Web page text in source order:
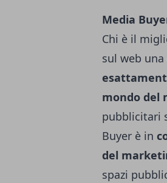
Media
Chi è il
sul web
mondo del
pubblicitari
Buyer è in
del
spazi